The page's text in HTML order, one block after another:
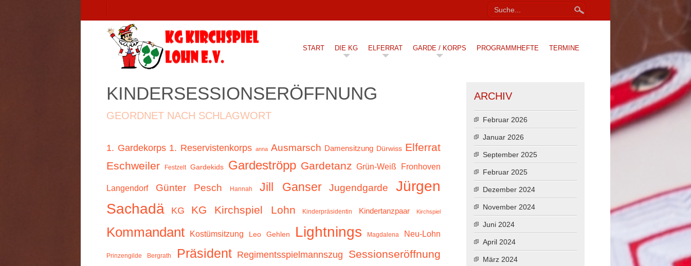
START DIE KG ELFERRAT GARDE / KORPS PROGRAMMHEFTE TERMINE
KINDERSESSIONSERÖFFNUNG
GEORDNET NACH SCHLAGWORT
1. Gardekorps 1. Reservistenkorps anna Ausmarsch Damensitzung Dürwiss Elferrat
Eschweiler
Festzelt Gardekids Gardeströpp Gardetanz Grün-Weiß Fronhoven
Langendorf Günter Pesch Hannah Jill Ganser Jugendgarde
Jürgen
Sachadä
KG KG Kirchspiel Lohn Kinderpräsidentin Kindertanzpaar Kirchspiel
Kommandant Kostümsitzung Leo Gehlen Lightnings Magdalena Neu-Lohn
Prinzengilde Bergrath Präsident Regimentsspielmannszug Sessionseröffnung
ARCHIV
Februar 2026
Januar 2026
September 2025
Februar 2025
Dezember 2024
November 2024
Juni 2024
April 2024
März 2024